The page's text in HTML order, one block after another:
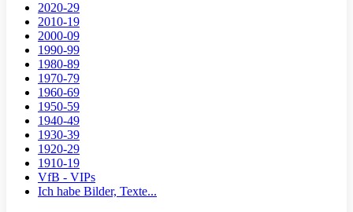
2020-29
2010-19
2000-09
1990-99
1980-89
1970-79
1960-69
1950-59
1940-49
1930-39
1920-29
1910-19
VfB - VIPs
Ich habe Bilder, Texte...